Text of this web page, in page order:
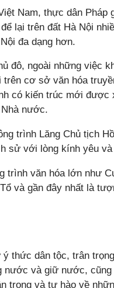
Nam, thực dân
lại trên đất Hà Nội
đa dạng hơn.
đô, ngoài những việc
cơ sở văn hóa
có kiến trúc mới
nước.
trình Lăng Chủ tịch
sử với lòng kính yêu
trình văn hóa lớn như
và gần đây nhất là
thức dân tộc, trân
nước và giữ nước,
trọng và tự hào về